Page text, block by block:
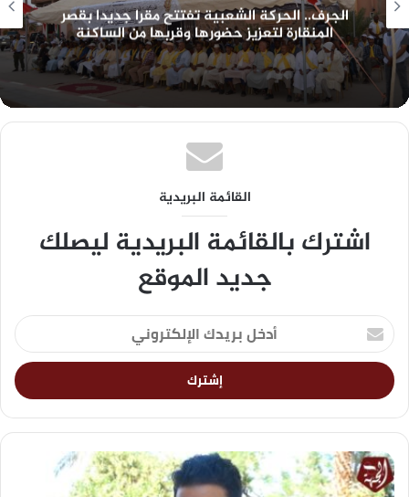
الجرف.. الحركة الشعبية تفتتح مقرا جديدا بقصر
المنقارة لتعزيز حضورها وقربها من الساكنة
القائمة البريدية
اشترك بالقائمة البريدية ليصلك
جديد الموقع